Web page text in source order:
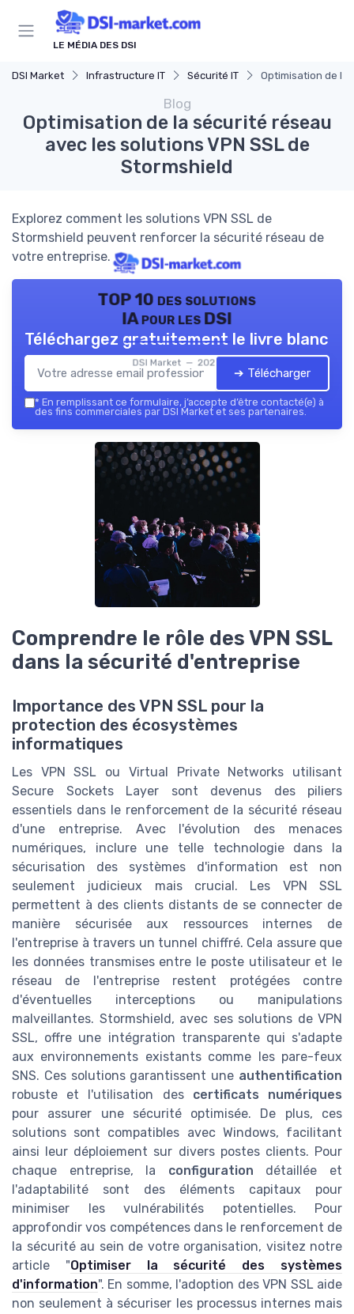
LE MÉDIA DES DSI
DSI Market Infrastructure IT Sécurité IT Optimisation de la
Blog
Optimisation de la sécurité réseau
avec les solutions VPN SSL de
Stormshield
Explorez comment les solutions VPN SSL de
Stormshield peuvent renforcer la sécurité réseau de
votre entreprise.
TOP 10 des solutions
IA pour les DSI
DSI Market — 2026
Téléchargez gratuitement le livre blanc
➔ Télécharger
* En remplissant ce formulaire, j’accepte d’être contacté(e) à
des fins commerciales par DSI Market et ses partenaires.
Comprendre le rôle des VPN SSL
dans la sécurité d'entreprise
Importance des VPN SSL pour la
protection des écosystèmes
informatiques
Les VPN SSL ou Virtual Private Networks utilisant
Secure Sockets Layer sont devenus des piliers
essentiels dans le renforcement de la sécurité réseau
d'une entreprise. Avec l'évolution des menaces
numériques, inclure une telle technologie dans la
sécurisation des systèmes d'information est non
seulement judicieux mais crucial. Les VPN SSL
permettent à des clients distants de se connecter de
manière sécurisée aux ressources internes de
l'entreprise à travers un tunnel chiffré. Cela assure que
les données transmises entre le poste utilisateur et le
réseau de l'entreprise restent protégées contre
d'éventuelles interceptions ou manipulations
malveillantes. Stormshield, avec ses solutions de VPN
SSL, offre une intégration transparente qui s'adapte
aux environnements existants comme les pare-feux
SNS. Ces solutions garantissent une authentification
robuste et l'utilisation des certificats numériques
pour assurer une sécurité optimisée. De plus, ces
solutions sont compatibles avec Windows, facilitant
ainsi leur déploiement sur divers postes clients. Pour
chaque entreprise, la configuration détaillée et
l'adaptabilité sont des éléments capitaux pour
minimiser les vulnérabilités potentielles. Pour
approfondir vos compétences dans le renforcement de
la sécurité au sein de votre organisation, visitez notre
article "Optimiser la sécurité des systèmes
d'information". En somme, l'adoption des VPN SSL aide
non seulement à sécuriser les processus internes mais
Panneau de gestion des cookies